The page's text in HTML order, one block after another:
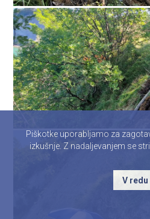
Piškotke uporabljamo za
izkušnje. Z nadaljevanjem se
V redu